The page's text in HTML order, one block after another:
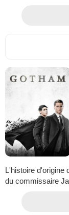
L'histoire d'origine
du commissaire